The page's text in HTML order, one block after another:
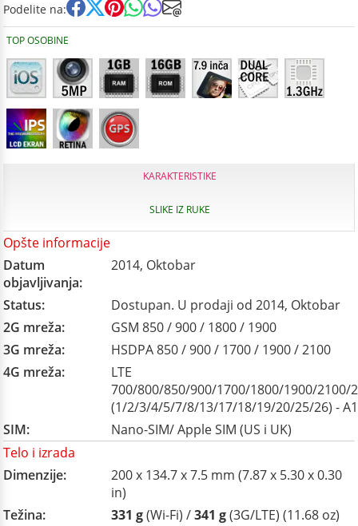
Podelite na:
TOP OSOBINE
KARAKTERISTIKE
SLIKE IZ RUKE
Opšte informacije
Datum
objavljivanja:
2014, Oktobar
Status:
Dostupan. U prodaji od 2014, Oktobar
2G mreža:
GSM 850 / 900 / 1800 / 1900
3G mreža:
HSDPA 850 / 900 / 1700 / 1900 / 2100
4G mreža:
LTE
700/800/850/900/1700/1800/1900/2100/
(1/2/3/4/5/7/8/13/17/18/19/20/25/26) -
SIM:
Nano-SIM/ Apple SIM (US i UK)
Telo i izrada
Dimenzije:
200 x 134.7 x 7.5 mm (7.87 x 5.30 x 0.30
in)
Težina:
331 g(Wi-Fi) /341 g(3G/LTE) (11.68 oz)